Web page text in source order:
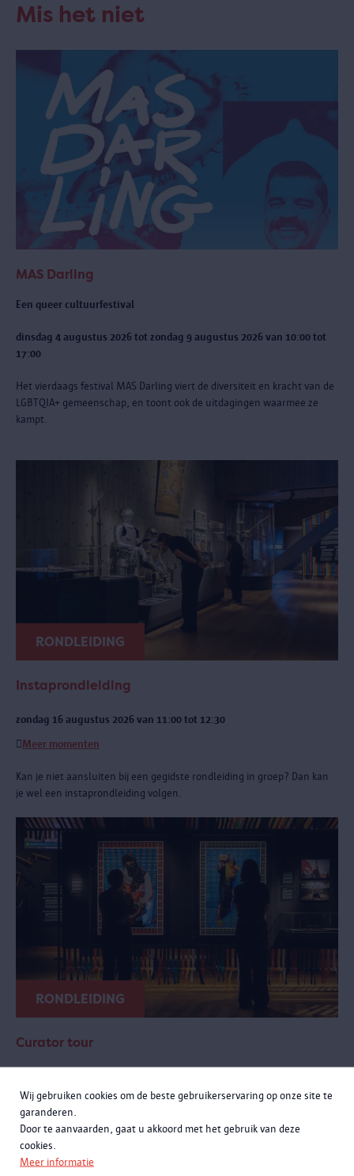
Wij gebruiken cookies om de beste gebruikerservaring op onze site te
garanderen.
Door te aanvaarden, gaat u akkoord met het gebruik van deze
cookies.
Meer informatie
Mis het niet
MAS Darling
Een queer cultuurfestival
dinsdag 4 augustus 2026 tot zondag 9 augustus 2026 van 10:00 tot
17:00
Het vierdaags festival MAS Darling viert de diversiteit en kracht van de
LGBTQIA+ gemeenschap, en toont ook de uitdagingen waarmee ze
kampt.
RONDLEIDING
Instaprondleiding
zondag 16 augustus 2026 van 11:00 tot 12:30
Meer momenten
Kan je niet aansluiten bij een gegidste rondleiding in groep? Dan kan
je wel een instaprondleiding volgen.
RONDLEIDING
Curator tour
Meer momenten
Een exclusieve rondleiding met curatoren Rachid Atia en Roselyne
Francken. Je leert niet alleen de opmerkelijke verhalen achter de
objecten kennen, maar komt ook meer te weten over de bijzondere